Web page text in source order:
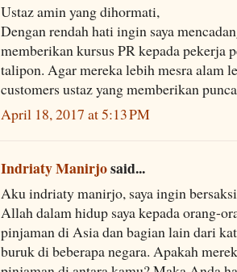
Ustaz amin yang dihormati,
Dengan rendah hati ingin saya
memberikan kursus PR kepada pekerja
talipon. Agar mereka lebih mesra alam
customers ustaz yang memberikan
April 18, 2017 at 5:13 PM
Indriaty Manirjosaid...
Aku indriaty manirjo, saya ingin
Allah dalam hidup saya kepada orang-
pinjaman di Asia dan bagian lain dari
buruk di beberapa negara. Apakah